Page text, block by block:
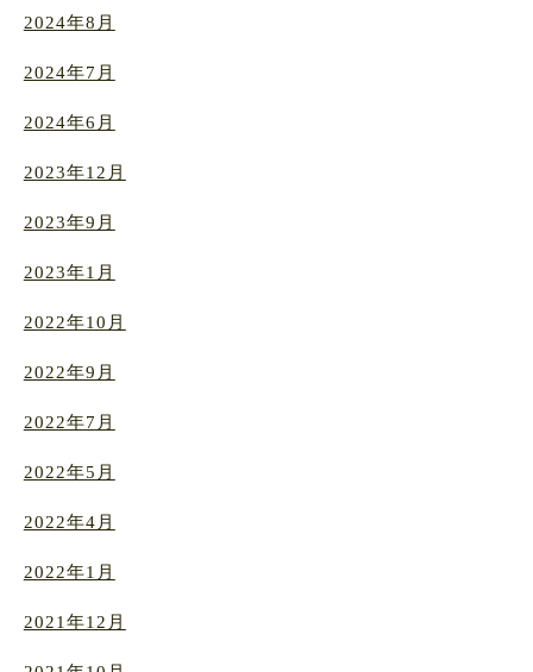
2024年8月
2024年7月
2024年6月
2023年12月
2023年9月
2023年1月
2022年10月
2022年9月
2022年7月
2022年5月
2022年4月
2022年1月
2021年12月